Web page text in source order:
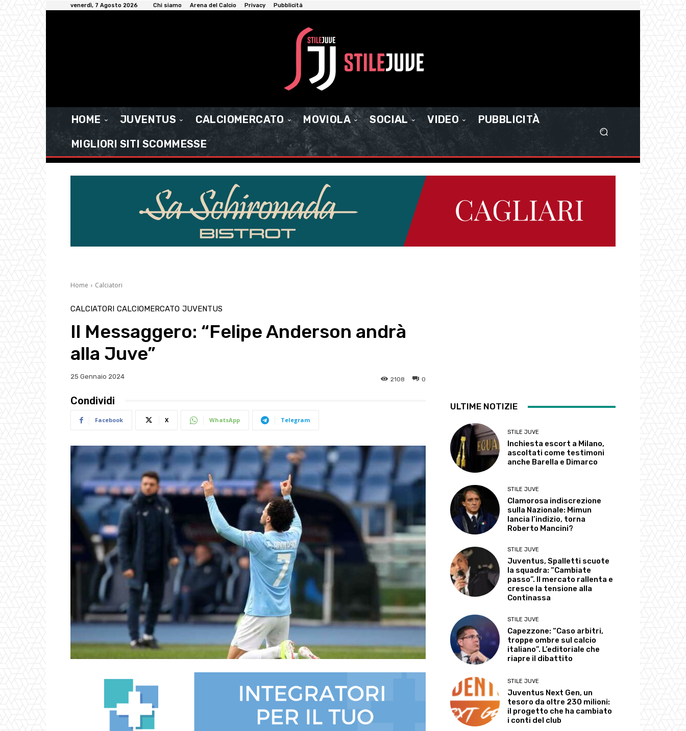
venerdì, 7 Agosto 2026 Chi siamo Arena del Calcio Privacy Pubblicità
HOME JUVENTUS CALCIOMERCATO MOVIOLA SOCIAL VIDEO
PUBBLICITÀ
MIGLIORI SITI SCOMMESSE
Home Calciatori
CALCIATORI CALCIOMERCATO JUVENTUS
Il Messaggero: “Felipe Anderson andrà
alla Juve”
25 Gennaio 2024 0
2108
Condividi
Facebook X WhatsApp Telegram
ULTIME NOTIZIE
STILE JUVE
Inchiesta escort a Milano,
ascoltati come testimoni
anche Barella e Dimarco
STILE JUVE
Clamorosa indiscrezione
sulla Nazionale: Mimun
lancia l’indizio, torna
Roberto Mancini?
STILE JUVE
Juventus, Spalletti scuote
la squadra: “Cambiate
passo”. Il mercato rallenta e
cresce la tensione alla
Continassa
STILE JUVE
Capezzone: “Caso arbitri,
troppe ombre sul calcio
italiano”. L’editoriale che
riapre il dibattito
STILE JUVE
Juventus Next Gen, un
tesoro da oltre 230 milioni:
il progetto che ha cambiato
i conti del club